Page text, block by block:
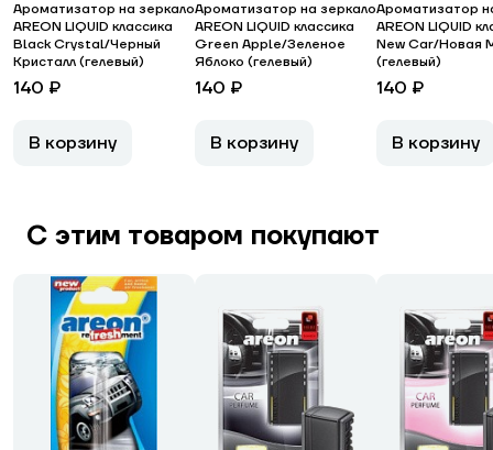
Ароматизатор на зеркало
AREON LIQUID классика
Black Crystal/Черный
Кристалл (гелевый)
140 ₽
В корзину
Ароматизатор на зеркало
AREON LIQUID классика
Green Apple/Зеленое
Яблоко (гелевый)
140 ₽
В корзину
Ароматизатор
AREON LIQUID
New Car/Новая
(гелевый)
140 ₽
В корзину
С этим товаром покупают